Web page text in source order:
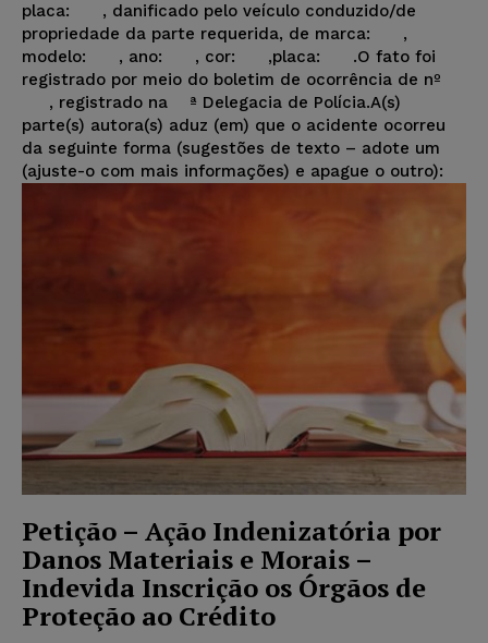
placa: , danificado pelo veículo conduzido/de
propriedade da parte requerida, de marca: ,
modelo: , ano: , cor: ,placa: .O fato foi
registrado por meio do boletim de ocorrência de nº
, registrado na ª Delegacia de Polícia.A(s)
parte(s) autora(s) aduz (em) que o acidente ocorreu
da seguinte forma (sugestões de texto – adote um
(ajuste-o com mais informações) e apague o outro):
Petição – Ação Indenizatória por
Danos Materiais e Morais –
Indevida Inscrição os Órgãos de
Proteção ao Crédito